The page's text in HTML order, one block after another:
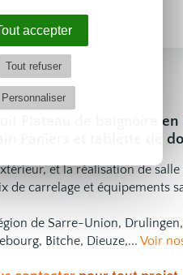
accepter
Tout refuser
Personnaliser
Plateau de baignoire en
Paniers et tablette de
et la réalisation de
de carrelage et équipements
de Sarre-Union,
Bitche, Dieuze,... Voir